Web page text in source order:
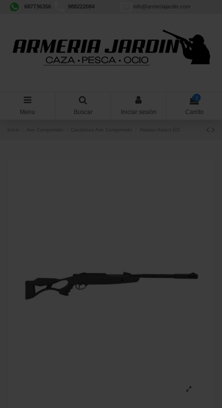
687736356 988222084 info@armeriajardin.com
Menu Buscar Iniciar sesión
0
Carrito
Aire Comprimido Carabinas Aire Comprimido Hatsan Airtact ED